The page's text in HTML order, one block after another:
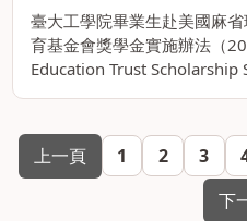
臺大工學院畢業生赴美國麻
育基金會獎學金實施辦法（
Education Trust Scholarship
上一頁 1 2 3
下